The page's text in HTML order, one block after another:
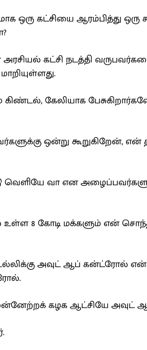
கட்சியை ஆரம்பித்து ஒரு
அரசியல் கட்சி நடத்தி
கேலியாக
ஒன்று கூறுகிறேன், என்
வெளியே வா என
உள்ள 8 கோடி மக்களும் என்
அவுட் ஆப் கன்ட்ரோல்
கழக ஆட்சியே